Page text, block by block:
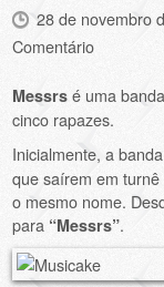
28 de novembro
Comentário
Messrs é uma
cinco rapazes.
Inicialmente, a
que saírem em
o mesmo nome.
para “Messrs”.